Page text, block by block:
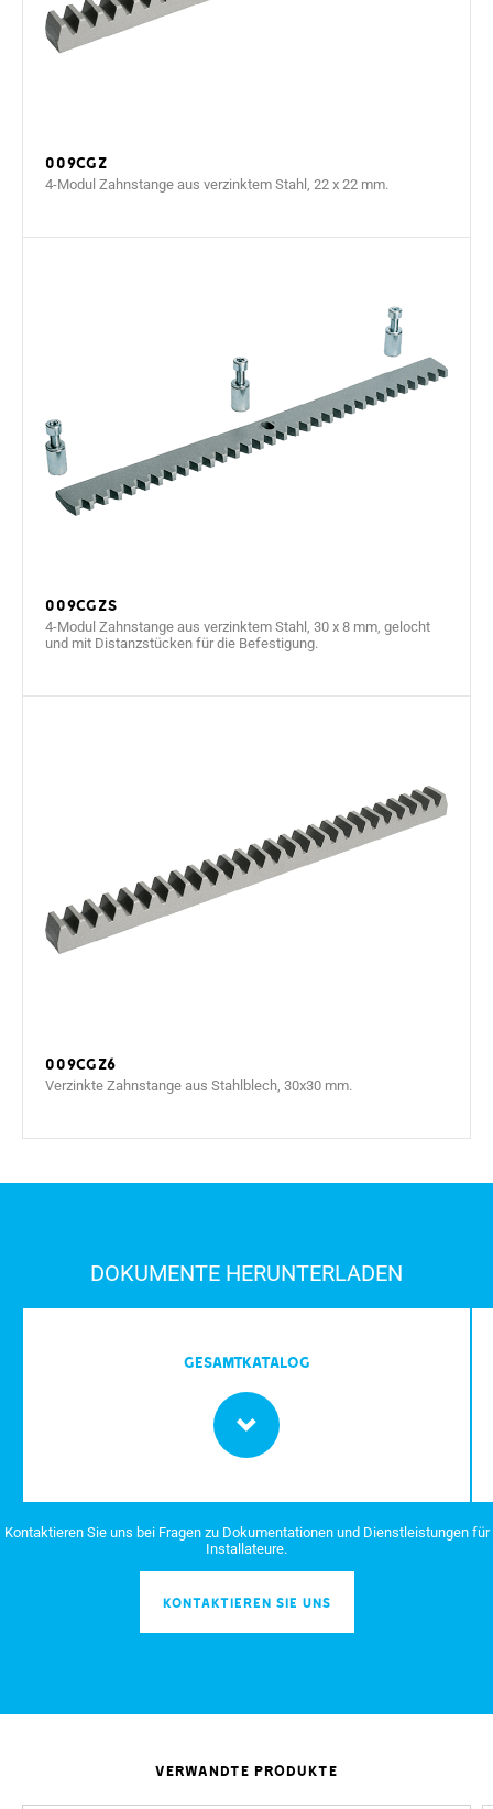
009CGZ
4-Modul Zahnstange aus verzinktem Stahl, 22 x 22 mm.
009CGZS
4-Modul Zahnstange aus verzinktem Stahl, 30 x 8 mm, gelocht
und mit Distanzstücken für die Befestigung.
009CGZ6
Verzinkte Zahnstange aus Stahlblech, 30x30 mm.
DOKUMENTE HERUNTERLADEN
Gesamtkatalog
Kontaktieren Sie uns bei Fragen zu Dokumentationen und Dienstleistungen für
Installateure.
KONTAKTIEREN SIE UNS
VERWANDTE PRODUKTE